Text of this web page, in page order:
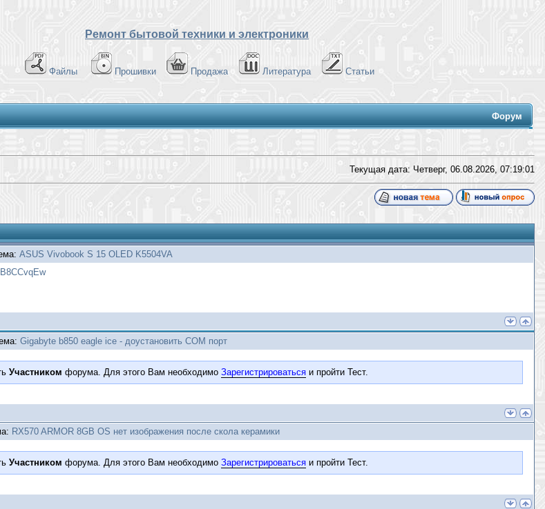
Ремонт бытовой техники и электроники
Файлы Прошивки Продажа Литература Статьи
Форум
Текущая дата: Четверг, 06.08.2026, 07:19:02
ASUS Vivobook S 15 OLED K5504VA
Gigabyte b850 eagle ice - доустановить COM порт
Участником форума. Для этого Вам необходимо Зарегистрироваться и пройти Тест.
RX570 ARMOR 8GB OS нет изображения после скола керамики
Участником форума. Для этого Вам необходимо Зарегистрироваться и пройти Тест.